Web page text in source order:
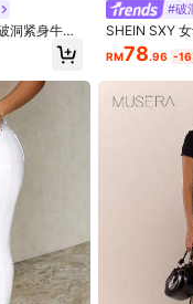
牛仔裤简约时尚休闲日常
L32 W30 L32
洞紧身牛仔
#破
SHEIN SXY
配牛仔长裤
RM78.96 -